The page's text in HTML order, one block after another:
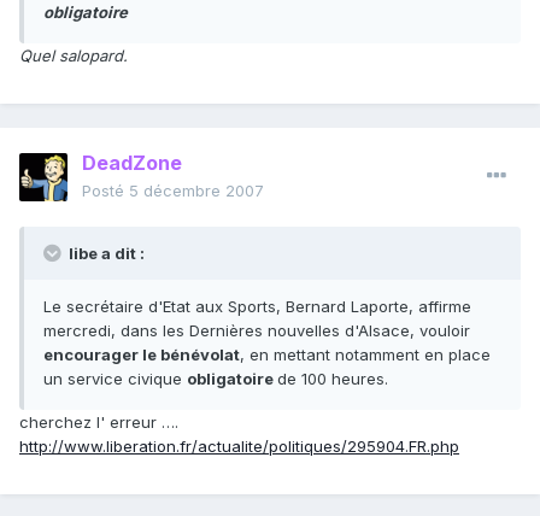
obligatoire
Quel salopard.
DeadZone
Posté 5 décembre 2007
libe a dit :
Le secrétaire d'Etat aux Sports, Bernard Laporte, affirme
mercredi, dans les Dernières nouvelles d'Alsace, vouloir
encourager le bénévolat, en mettant notamment en place
un service civique obligatoirede 100 heures.
cherchez l' erreur ….
http://www.liberation.fr/actualite/politiques/295904.FR.php